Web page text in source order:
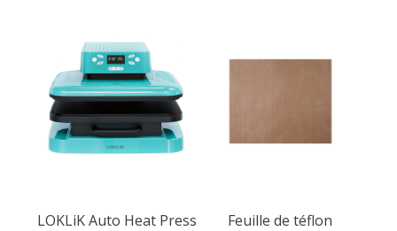
LOKLiK Auto Heat Press Feuille de téflon